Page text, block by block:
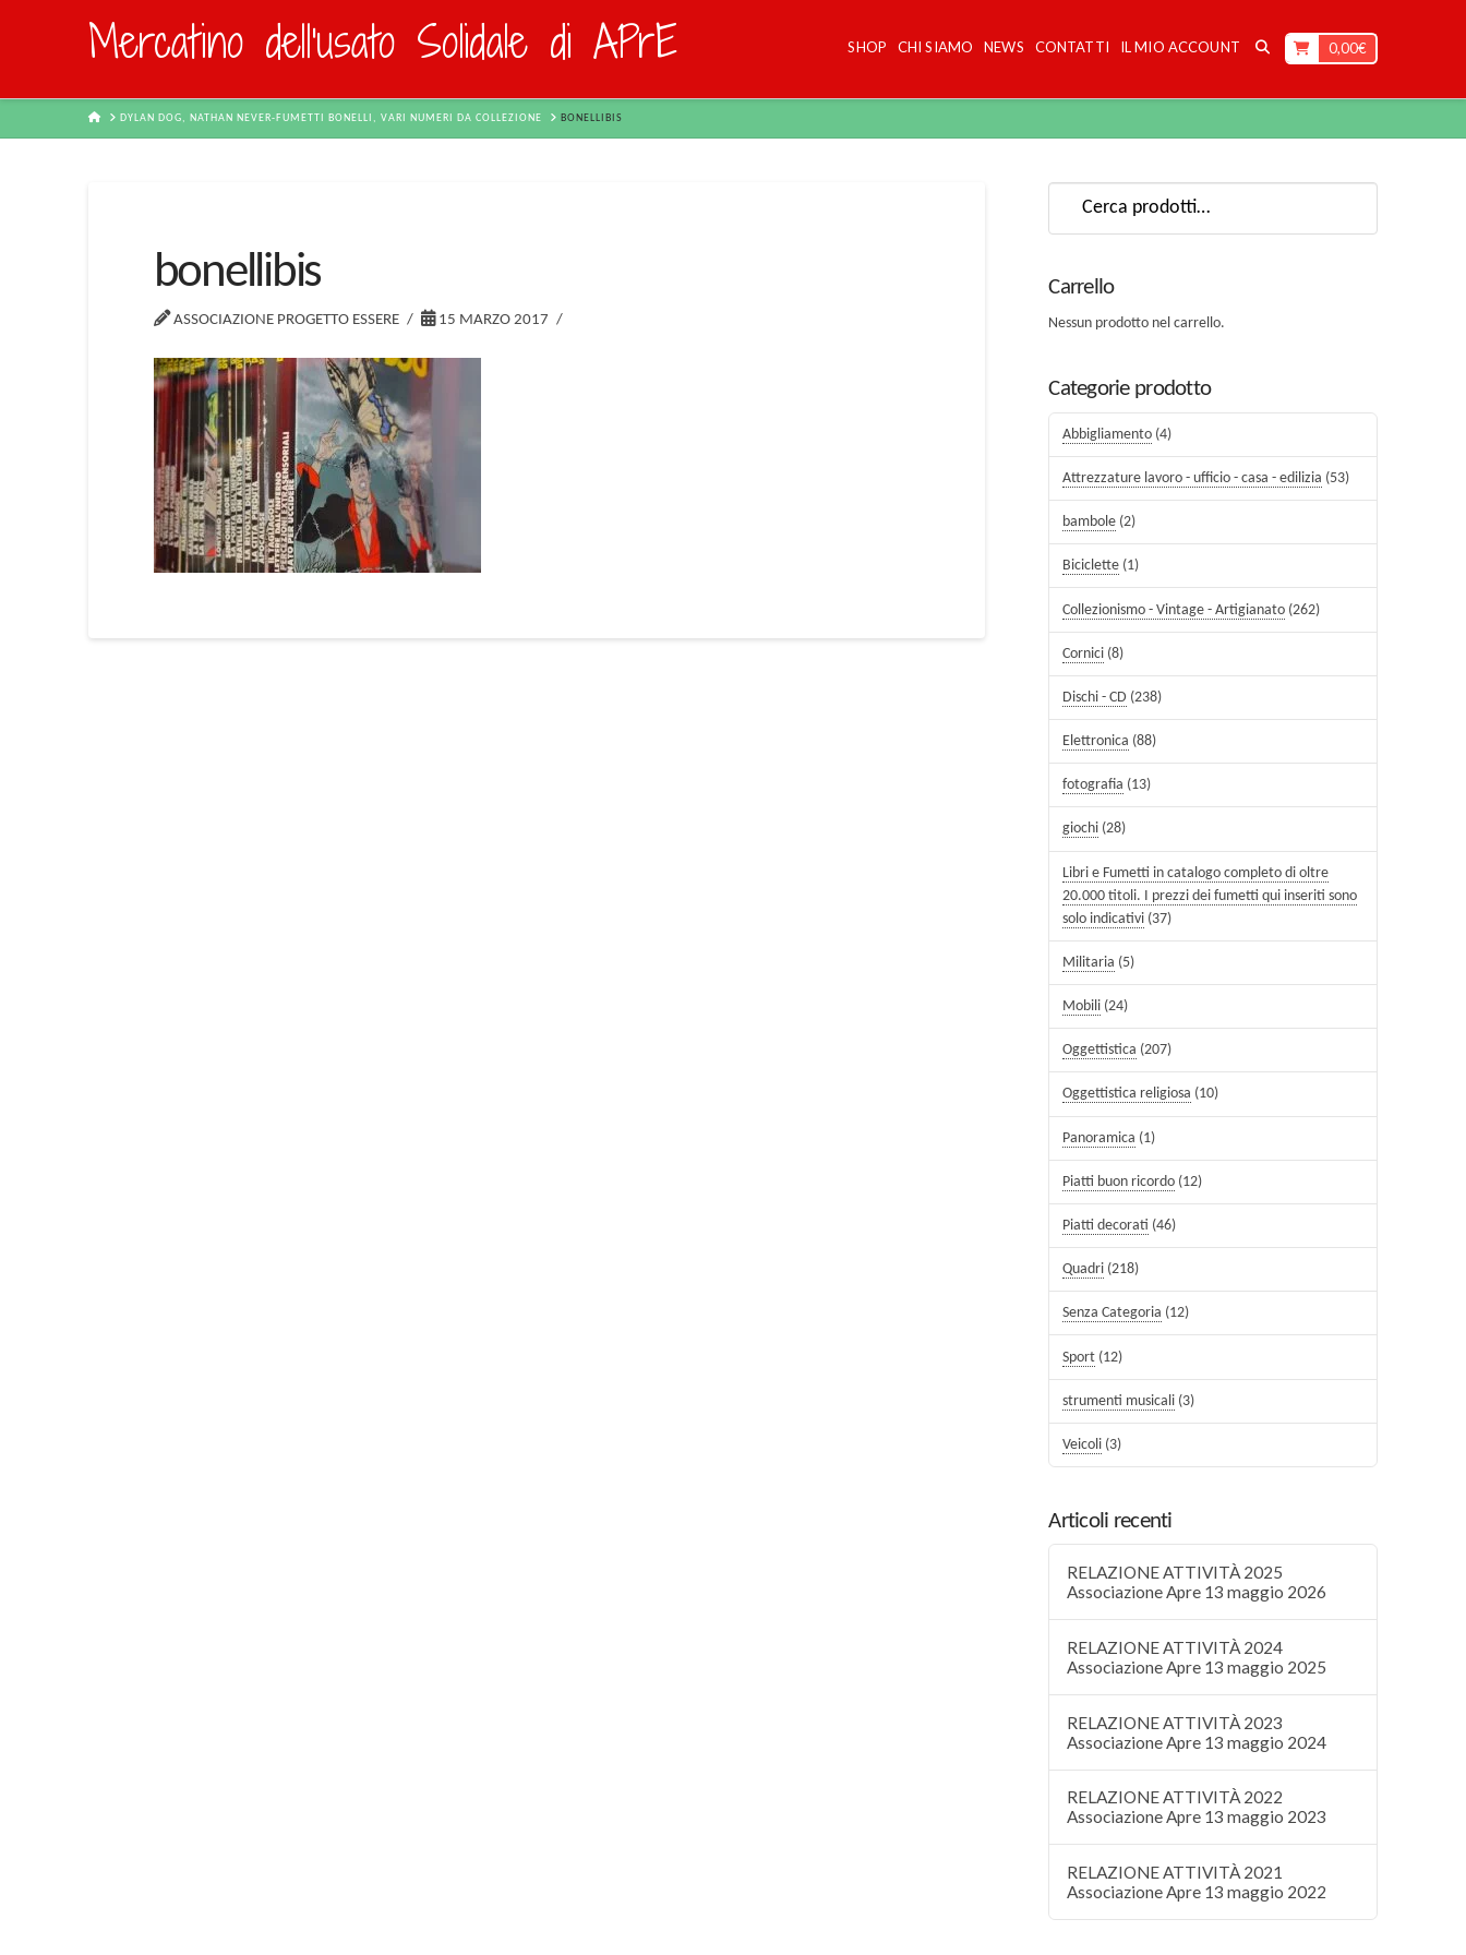
Mercatino dell'usato Solidale di APrE SHOP CHI SIAMO NEWS CONTATTI IL MIO ACCOUNT 0,00€
HOMEDYLAN DOG, NATHAN NEVER-FUMETTI BONELLI, VARI NUMERI DA COLLEZIONE BONELLIBIS
bonellibis
ASSOCIAZIONE PROGETTO ESSERE 15 MARZO 2017
Carrello
Nessun prodotto nel carrello.
Categorie prodotto
Abbigliamento (4)
Attrezzature lavoro - ufficio - casa - edilizia (53)
bambole (2)
Biciclette (1)
Collezionismo - Vintage - Artigianato (262)
Cornici (8)
Dischi - CD (238)
Elettronica (88)
fotografia (13)
giochi (28)
Libri e Fumetti in catalogo completo di oltre
20.000 titoli. I prezzi dei fumetti qui inseriti sono
solo indicativi (37)
Militaria (5)
Mobili (24)
Oggettistica (207)
Oggettistica religiosa (10)
Panoramica (1)
Piatti buon ricordo (12)
Piatti decorati (46)
Quadri (218)
Senza Categoria (12)
Sport (12)
strumenti musicali (3)
Veicoli (3)
Articoli recenti
RELAZIONE ATTIVITÀ 2025
Associazione Apre 13 maggio 2026
RELAZIONE ATTIVITÀ 2024
Associazione Apre 13 maggio 2025
RELAZIONE ATTIVITÀ 2023
Associazione Apre 13 maggio 2024
RELAZIONE ATTIVITÀ 2022
Associazione Apre 13 maggio 2023
RELAZIONE ATTIVITÀ 2021
Associazione Apre 13 maggio 2022